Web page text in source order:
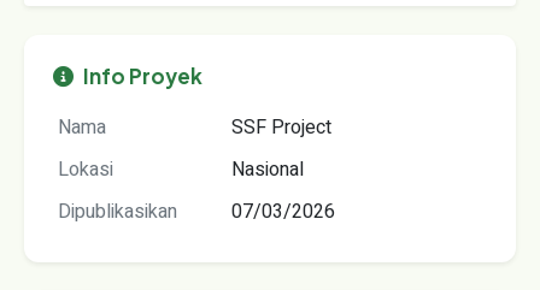
Info Proyek
Nama
SSF Project
Lokasi
Nasional
Dipublikasikan
07/03/2026